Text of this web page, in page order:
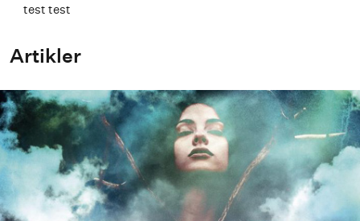
test test
Artikler